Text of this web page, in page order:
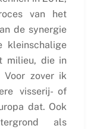
van het
de synergie
kleinschalige
milieu, die in
zover ik
visserij- of
dat. Ook
als